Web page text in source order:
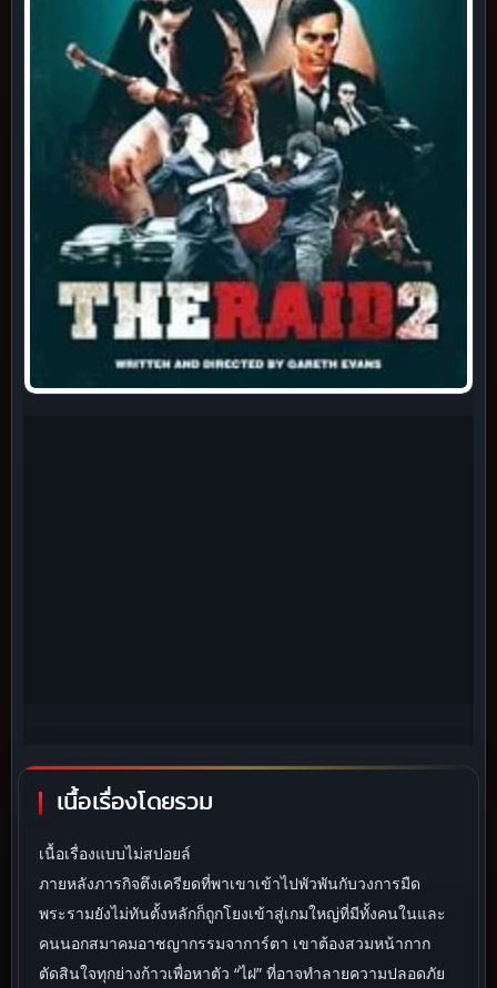
เนื้อเรื่องโดยรวม
เนื้อเรื่องแบบไม่สปอยล์
ภายหลังภารกิจตึงเครียดที่พาเขาเข้าไปพัวพันกับวงการมืด
พระรามยังไม่ทันตั้งหลักก็ถูกโยงเข้าสู่เกมใหญ่ที่มีทั้งคนในและ
คนนอกสมาคมอาชญากรรมจาการ์ตา เขาต้องสวมหน้ากาก
ตัดสินใจทุกย่างก้าวเพื่อหาตัว “ไฝ” ที่อาจทำลายความปลอดภัย